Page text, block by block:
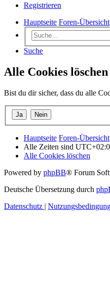
Registrieren
Hauptseite Foren-Übersicht
Suche
Alle Cookies löschen
Bist du dir sicher, dass du alle
Hauptseite Foren-Übersicht
Alle Zeiten sind
Alle Cookies löschen
Powered by phpBB® Forum
Deutsche Übersetzung durch
Datenschutz |